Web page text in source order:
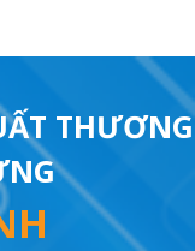
THƯƠNG